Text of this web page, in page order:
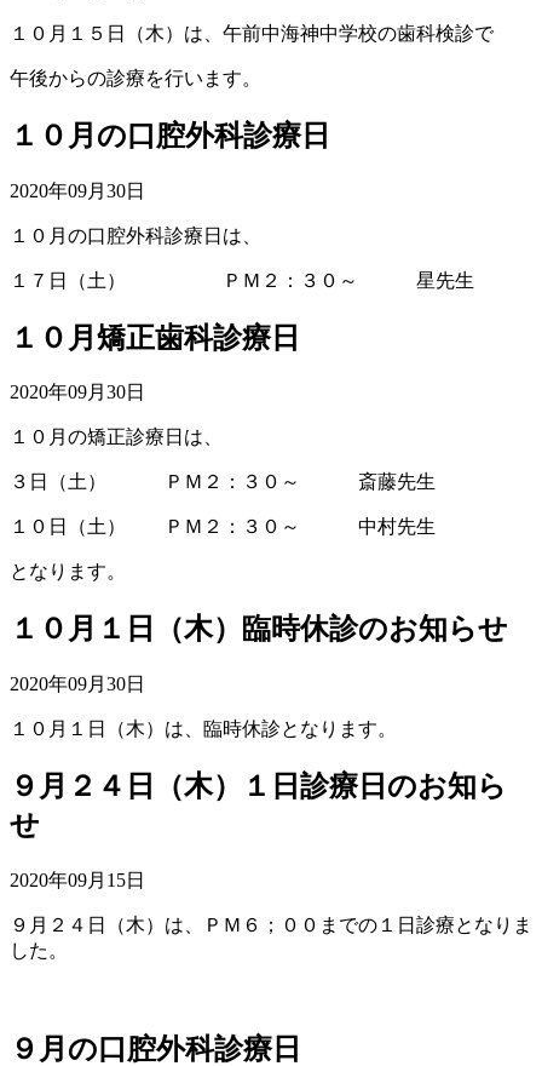
１０月１５日（木）は、午前中海神中学校の歯科検診で
午後からの診療を行います。
１０月の口腔外科診療日
2020年09月30日
１０月の口腔外科診療日は、
１７日（土） ＰＭ２：３０～ 星先生
１０月矯正歯科診療日
2020年09月30日
１０月の矯正診療日は、
３日（土） ＰＭ２：３０～ 斎藤先生
１０日（土） ＰＭ２：３０～ 中村先生
となります。
１０月１日（木）臨時休診のお知らせ
2020年09月30日
１０月１日（木）は、臨時休診となります。
９月２４日（木）１日診療日のお知ら
せ
2020年09月15日
９月２４日（木）は、ＰＭ６；００までの１日診療となりま
した。
９月の口腔外科診療日